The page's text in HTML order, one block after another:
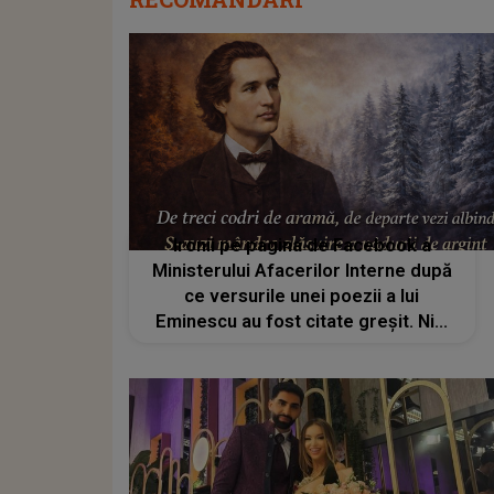
Ironii pe pagina de Facebook a
Ministerului Afacerilor Interne după
ce versurile unei poezii a lui
Eminescu au fost citate greşit. Nici